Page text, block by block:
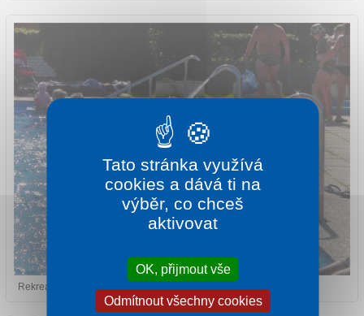
Rekreační bazén
Tato stránka využívá
cookies a dává ti na
výběr, co chceš
aktivovat
OK, přijmout vše
Odmítnout všechny cookies